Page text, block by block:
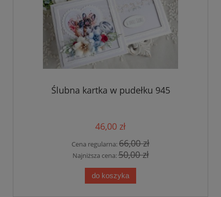
Ślubna kartka w pudełku 945
46,00 zł
Cena regularna:66,00 zł
Najniższa cena:50,00 zł
do koszyka